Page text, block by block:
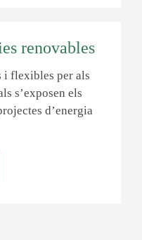
renovables
i flexibles per als
s’exposen els
d’energia